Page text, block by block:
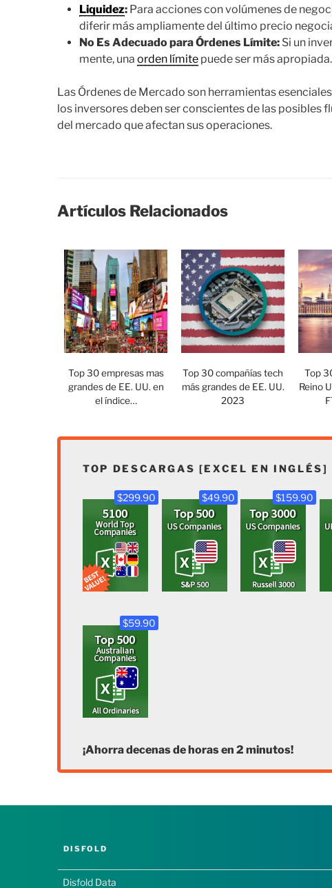
Liquidez: Para acciones con volúmenes de
diferir más ampliamente del último precio
No Es Adecuado para Órdenes Límite: Si un
mente, unaorden límite puede ser más apropiada.
Las Órdenes de Mercado son herramientas
los inversores deben ser conscientes de las posibles
del mercado que afectan sus operaciones.
Artículos Relacionados
Top 30 empresas mas
grandes de EE. UU. en
el índice…
Top 30 compañías tech
más grandes de EE. UU.
2023
Top
Reino
TOP DESCARGAS [EXCEL EN INGLÉS]
$299.90 $49.90 $159.90
$59.90
¡Ahorra decenas de horas en 2 minutos!
DISFOLD
Disfold Data